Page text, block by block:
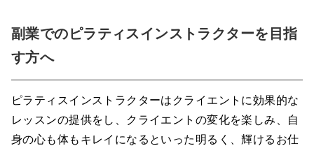
副業でのピラティスインストラクターを目指
す方へ
ピラティスインストラクターはクライエントに効果的な
レッスンの提供をし、クライエントの変化を楽しみ、自
身の心も体もキレイになるといった明るく、輝けるお仕